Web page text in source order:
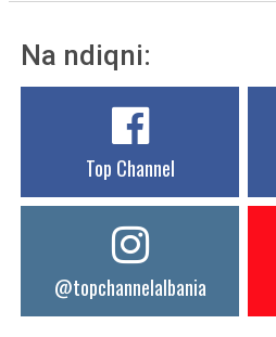
Na ndiqni:
Top Channel
@topchannelalbania